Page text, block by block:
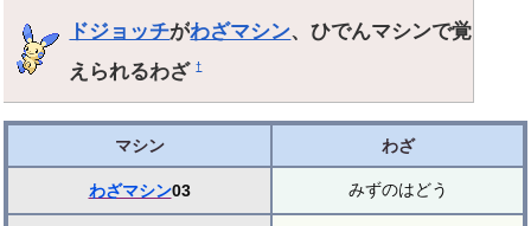
ドジョッチがわざマシン、ひでんマシンで覚
えられるわざ†
マシン わざ
わざマシン03 みずのはどう